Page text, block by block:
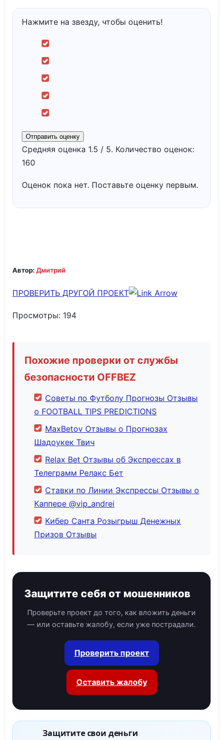
Нажмите на звезду, чтобы оценить!
Отправить оценку
Средняя оценка 1.5 / 5. Количество оценок:
160
Оценок пока нет. Поставьте оценку первым.
Автор: Дмитрий
ПРОВЕРИТЬ ДРУГОЙ ПРОЕКТ
Просмотры: 194
Похожие проверки от службы
безопасности OFFBEZ
Советы по Футболу Прогнозы Отзывы
о FOOTBALL TIPS PREDICTIONS
MaxBetov Отзывы о Прогнозах
Шадоукек Твич
Relax Bet Отзывы об Экспрессах в
Телеграмм Релакс Бет
Ставки по Линии Экспрессы Отзывы о
Каппере @vip_andrei
Кибер Санта Розыгрыш Денежных
Призов Отзывы
Защитите себя от мошенников
Проверьте проект до того, как вложить деньги
— или оставьте жалобу, если уже пострадали.
Проверить проект
Оставить жалобу
Защитите свои деньги